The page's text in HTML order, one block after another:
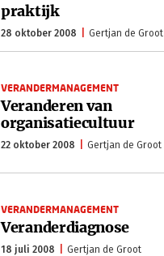
praktijk
28 oktober 2008 Gertjan de Groot
VERANDERMANAGEMENT
Veranderen van
organisatiecultuur
22 oktober 2008 Gertjan de Groot
VERANDERMANAGEMENT
Veranderdiagnose
18 juli 2008 Gertjan de Groot